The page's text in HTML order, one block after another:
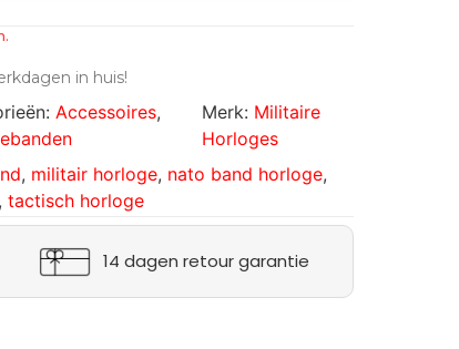
in huis!
Accessoires,
Merk: Militaire
Horloges
, militair horloge, nato band horloge,
, tactisch horloge
14 dagen retour garantie